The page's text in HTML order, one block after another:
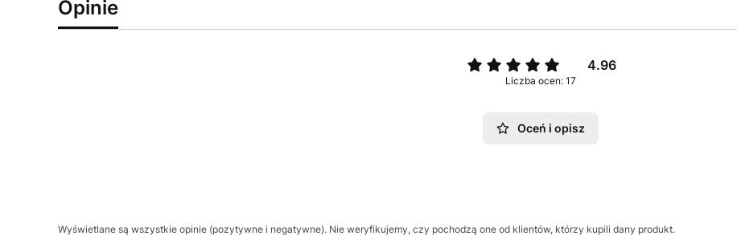
Opinie
4.96
Liczba ocen: 17
Oceń i opisz
Wyświetlane są wszystkie opinie (pozytywne i negatywne). Nie weryfikujemy, czy pochodzą one od klientów, którzy kupili dany produkt.